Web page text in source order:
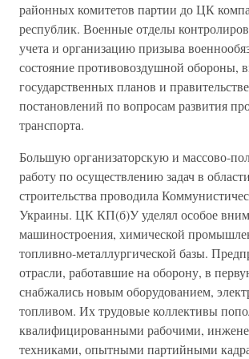
районных комитетов партии до ЦК
республик. Военные отделы
учета и организацию призыва
состояние противовоздушной обороны,
государственных планов и
постановлений по вопросам развития
транспорта.
Большую организаторскую и массово-
работу по осуществлению задач в
строительства проводила
Украины. ЦК КП(б)У уделял особое
машиностроения, химической
топливно-металлургической базы.
отрасли, работавшие на оборону, в
снабжались новым оборудованием,
топливом. Их трудовые коллективы
квалифицированными рабочими,
техниками, опытными партийными